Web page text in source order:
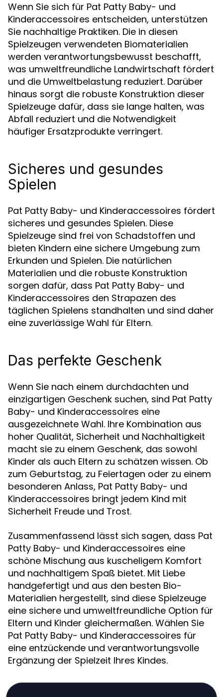
Wenn Sie sich für Pat Patty Baby- und
Kinderaccessoires entscheiden, unterstützen
Sie nachhaltige Praktiken. Die in diesen
Spielzeugen verwendeten Biomaterialien
werden verantwortungsbewusst beschafft,
was umweltfreundliche Landwirtschaft fördert
und die Umweltbelastung reduziert. Darüber
hinaus sorgt die robuste Konstruktion dieser
Spielzeuge dafür, dass sie lange halten, was
Abfall reduziert und die Notwendigkeit
häufiger Ersatzprodukte verringert.
Sicheres und gesundes
Spielen
Pat Patty Baby- und Kinderaccessoires fördert
sicheres und gesundes Spielen. Diese
Spielzeuge sind frei von Schadstoffen und
bieten Kindern eine sichere Umgebung zum
Erkunden und Spielen. Die natürlichen
Materialien und die robuste Konstruktion
sorgen dafür, dass Pat Patty Baby- und
Kinderaccessoires den Strapazen des
täglichen Spielens standhalten und sind daher
eine zuverlässige Wahl für Eltern.
Das perfekte Geschenk
Wenn Sie nach einem durchdachten und
einzigartigen Geschenk suchen, sind Pat Patty
Baby- und Kinderaccessoires eine
ausgezeichnete Wahl. Ihre Kombination aus
hoher Qualität, Sicherheit und Nachhaltigkeit
macht sie zu einem Geschenk, das sowohl
Kinder als auch Eltern zu schätzen wissen. Ob
zum Geburtstag, zu Feiertagen oder zu einem
besonderen Anlass, Pat Patty Baby- und
Kinderaccessoires bringt jedem Kind mit
Sicherheit Freude und Trost.
Zusammenfassend lässt sich sagen, dass Pat
Patty Baby- und Kinderaccessoires eine
schöne Mischung aus kuscheligem Komfort
und nachhaltigem Spaß bietet. Mit Liebe
handgefertigt und aus den besten Bio-
Materialien hergestellt, sind diese Spielzeuge
eine sichere und umweltfreundliche Option für
Eltern und Kinder gleichermaßen. Wählen Sie
Pat Patty Baby- und Kinderaccessoires für
eine entzückende und verantwortungsvolle
Ergänzung der Spielzeit Ihres Kindes.